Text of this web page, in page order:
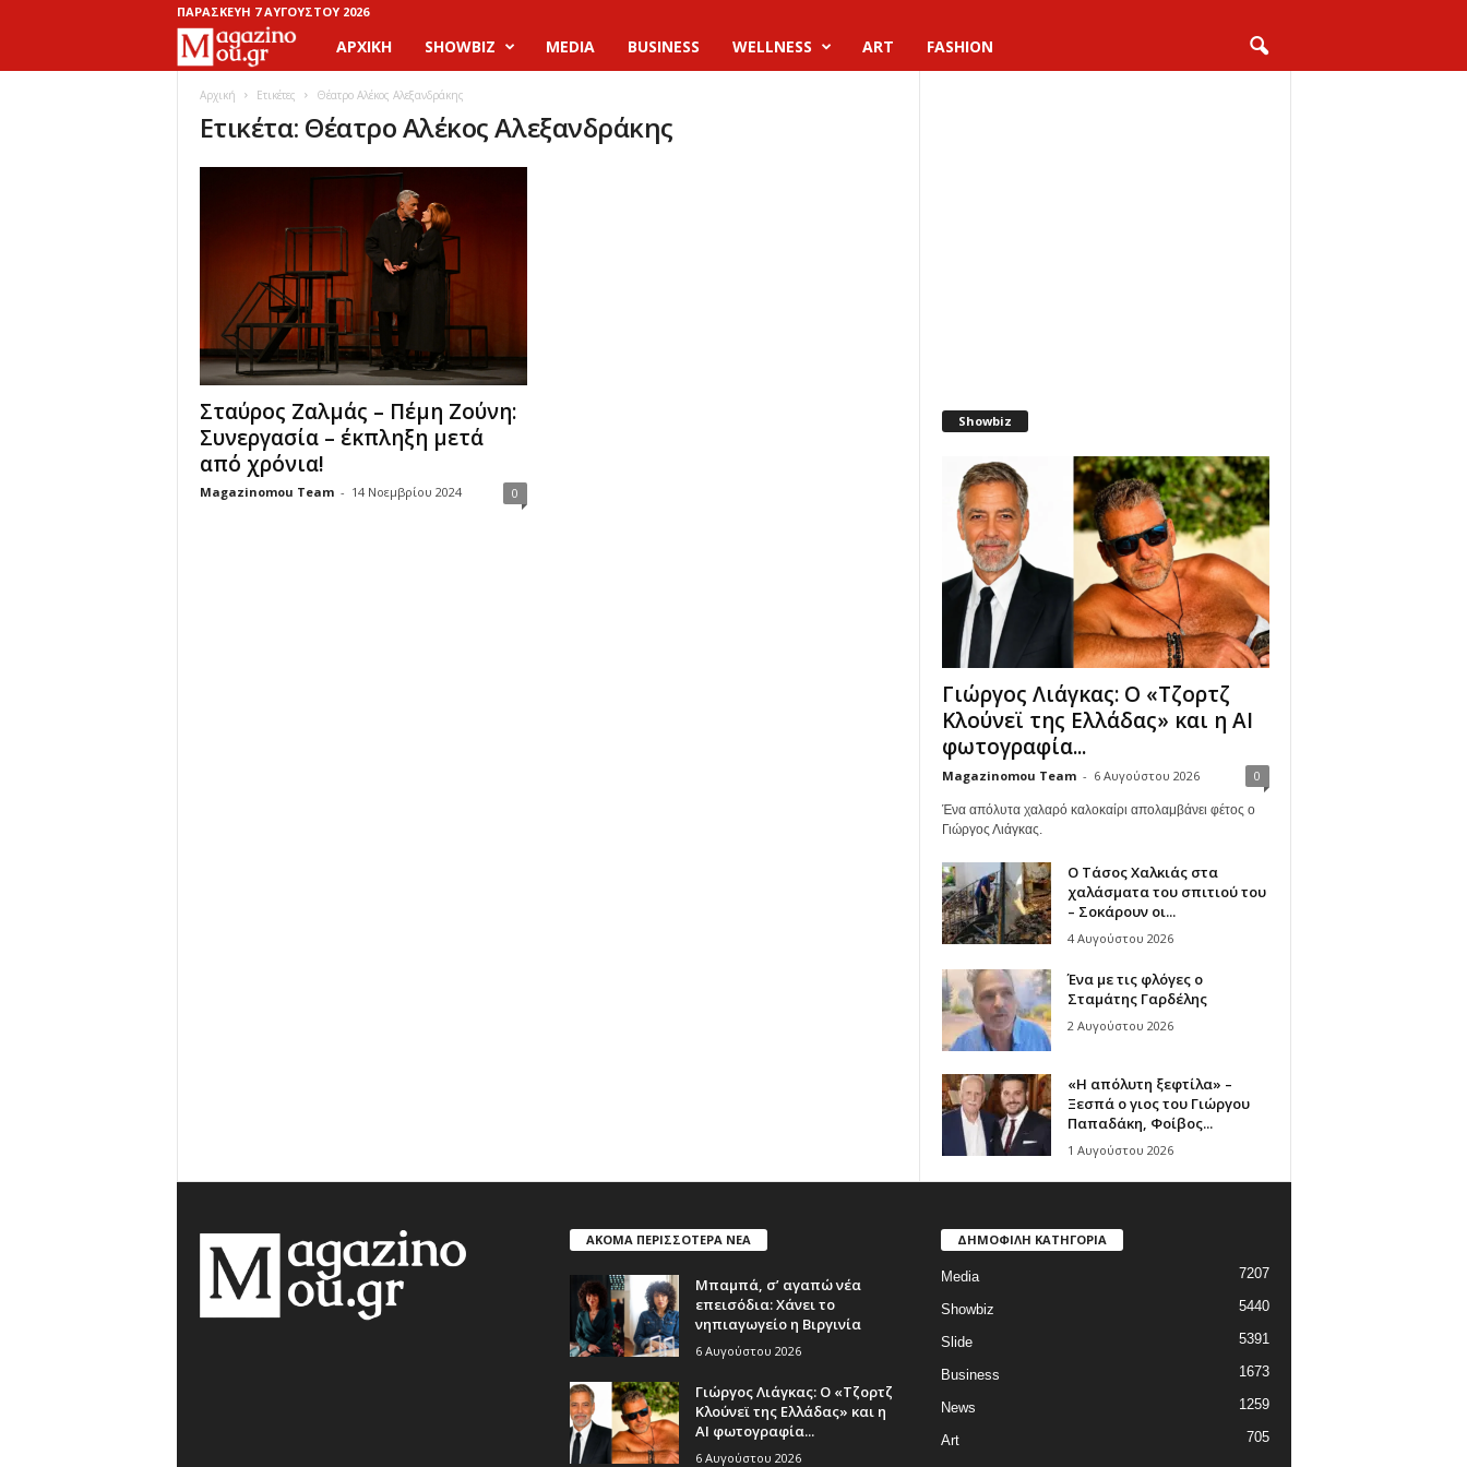
ΠΑΡΑΣΚΕΥΉ 7 ΑΥΓΟΎΣΤΟΥ 2026
a
g
z
n
o
ΑΡΧΙΚΉ SHOWBIZ MEDIA BUSINESS WELLNESS ART FASHION
Αρχική Ετικέτες Θέατρο Αλέκος Αλεξανδράκης
Ετικέτα: Θέατρο Αλέκος Αλεξανδράκης
Σταύρος Ζαλμάς – Πέμη Ζούνη:
Συνεργασία – έκπληξη μετά
από χρόνια!
Magazinomou Team - 14 Νοεμβρίου 2024 0
Showbiz
Γιώργος Λιάγκας: Ο «Τζορτζ
Κλούνεϊ της Ελλάδας» και η AI
φωτογραφία...
Magazinomou Team - 6 Αυγούστου 2026 0
Ένα απόλυτα χαλαρό καλοκαίρι απολαμβάνει φέτος ο
Γιώργος Λιάγκας.
Ο Τάσος Χαλκιάς στα
χαλάσματα του σπιτιού του
– Σοκάρουν οι...
4 Αυγούστου 2026
Ένα με τις φλόγες ο
Σταμάτης Γαρδέλης
2 Αυγούστου 2026
«Η απόλυτη ξεφτίλα» –
Ξεσπά ο γιος του Γιώργου
Παπαδάκη, Φοίβος...
1 Αυγούστου 2026
ΑΚΟΜΑ ΠΕΡΙΣΣΟΤΕΡΑ ΝΕΑ
Μπαμπά, σ’ αγαπώ νέα
επεισόδια: Χάνει το
νηπιαγωγείο η Βιργινία
6 Αυγούστου 2026
Γιώργος Λιάγκας: Ο «Τζορτζ
Κλούνεϊ της Ελλάδας» και η
AI φωτογραφία...
6 Αυγούστου 2026
ΔΗΜΟΦΙΛΗ ΚΑΤΗΓΟΡΙΑ
Media 7207
Showbiz 5440
Slide 5391
Business 1673
News 1259
Art 705